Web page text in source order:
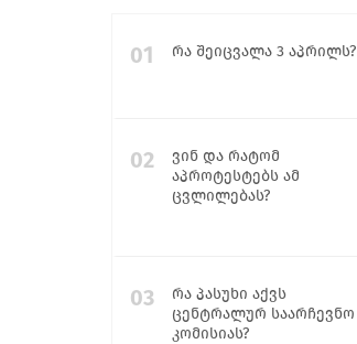
01 რა შეიცვალა 3 აპრილს?
02
ვინ და რატომ
აპროტესტებს ამ
ცვლილებას?
03
რა პასუხი აქვს
ცენტრალურ საარჩევნო
კომისიას?